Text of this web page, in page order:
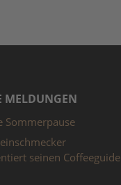
MELDUNGEN
Sommerpause
seinen Coffeeguide